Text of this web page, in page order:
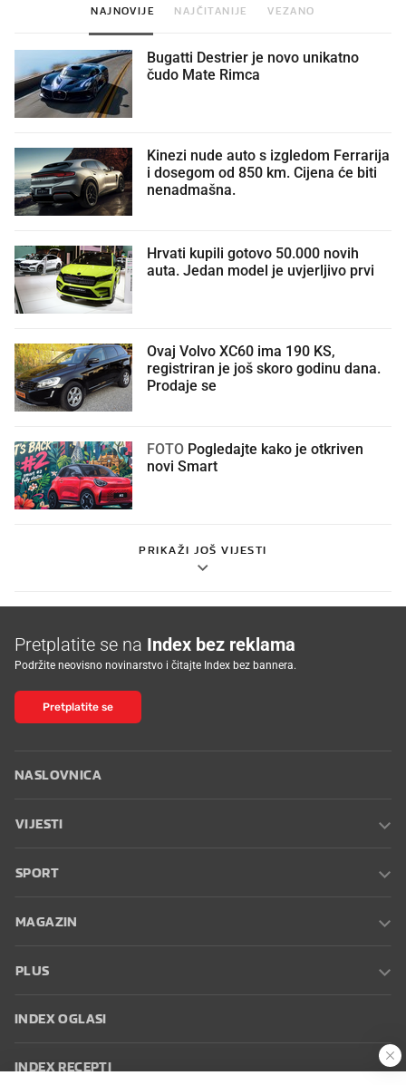
NAJNOVIJE NAJČITANIJE VEZANO
Bugatti Destrier je novo unikatno
čudo Mate Rimca
Kinezi nude auto s izgledom Ferrarija
i dosegom od 850 km. Cijena će biti
nenadmašna.
Hrvati kupili gotovo 50.000 novih
auta. Jedan model je uvjerljivo prvi
Ovaj Volvo XC60 ima 190 KS,
registriran je još skoro godinu dana.
Prodaje se
FOTO
novi Smart
PRIKAŽI JOŠ VIJESTI
Pretplatite se na Index bez reklama
Podržite neovisno novinarstvo i čitajte Index bez bannera.
Pretplatite se
NASLOVNICA
VIJESTI
SPORT
MAGAZIN
PLUS
INDEX OGLASI
INDEX RECEPTI